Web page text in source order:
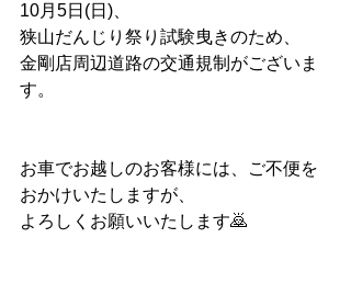
10月5日(日)、
狭山だんじり祭り試験曳きのため、
金剛店周辺道路の交通規制がございま
す。
お車でお越しのお客様には、ご不便を
おかけいたしますが、
よろしくお願いいたします🙇